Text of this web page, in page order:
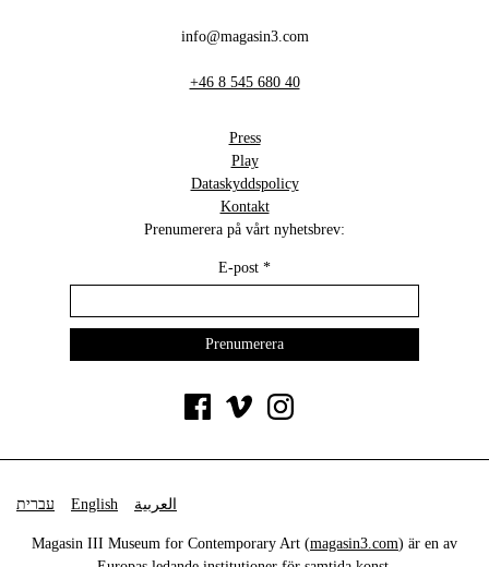
info@magasin3.com
+46 8 545 680 40
Press
Play
Dataskyddspolicy
Kontakt
Prenumerera på vårt nyhetsbrev:
E-post *
עברית English العربية
Magasin III Museum for Contemporary Art (magasin3.com) är en av